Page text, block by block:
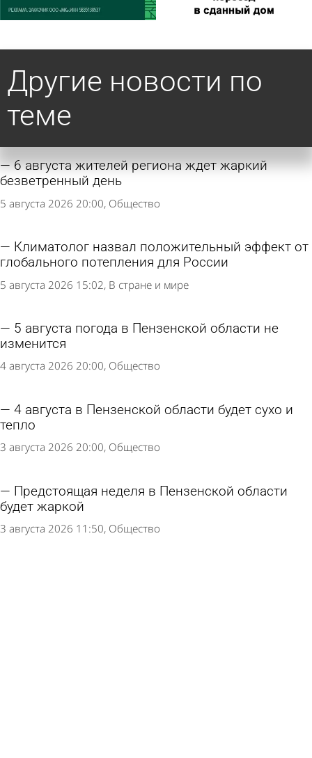
Другие новости по
теме
6 августа жителей региона ждет жаркий
безветренный день
5 августа 2026 20:00 Общество
Климатолог назвал положительный эффект от
глобального потепления для России
5 августа 2026 15:02 В стране и мире
5 августа погода в Пензенской области не
изменится
4 августа 2026 20:00 Общество
4 августа в Пензенской области будет сухо и
тепло
3 августа 2026 20:00 Общество
Предстоящая неделя в Пензенской области
будет жаркой
3 августа 2026 11:50 Общество